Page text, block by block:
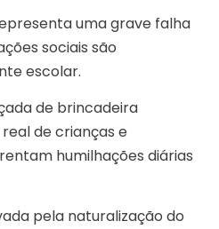
uma grave falha
sociais são
escolar.
de brincadeira
de crianças e
humilhações diárias
pela naturalização do